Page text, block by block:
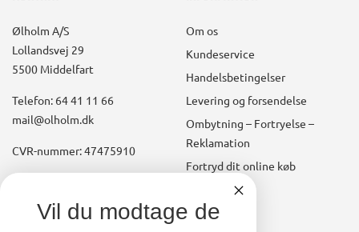
Ølholm A/S
Lollandsvej 29
5500 Middelfart
Telefon: 64 41 11 66
mail@olholm.dk
CVR-nummer: 47475910
Om os
Kundeservice
Handelsbetingelser
Levering og forsendelse
Ombytning – Fortryelse –
Reklamation
Fortryd dit online køb
Konto
square
Vil du modtage de